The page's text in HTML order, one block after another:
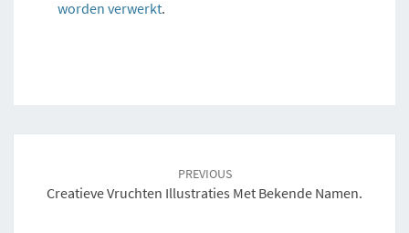
worden verwerkt.
PREVIOUS
Creatieve Vruchten Illustraties Met Bekende Namen.